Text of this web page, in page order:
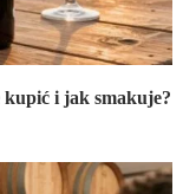
i jak smakuje?